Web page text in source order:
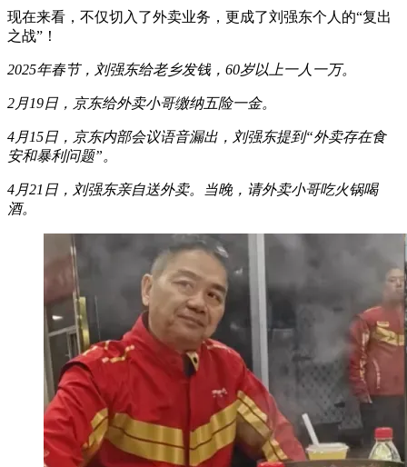
现在来看，不仅切入了外卖业务，更成了刘强东个人的“复出
之战”！
2025年春节，刘强东给老乡发钱，60岁以上一人一万。
2月19日，京东给外卖小哥缴纳五险一金。
4月15日，京东内部会议语音漏出，刘强东提到“外卖存在食
安和暴利问题”。
4月21日，刘强东亲自送外卖。当晚，请外卖小哥吃火锅喝
酒。